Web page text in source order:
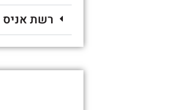
רשת אניס